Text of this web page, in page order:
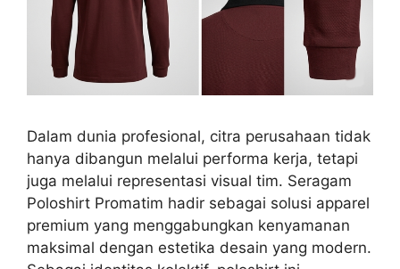
Dalam dunia profesional, citra perusahaan tidak
hanya dibangun melalui performa kerja, tetapi
juga melalui representasi visual tim. Seragam
Poloshirt Promatim hadir sebagai solusi apparel
premium yang menggabungkan kenyamanan
maksimal dengan estetika desain yang modern.